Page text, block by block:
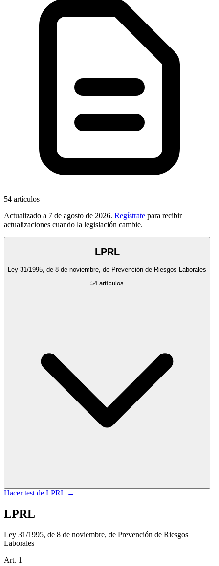
54 artículos
Actualizado a 7 de agosto de 2026. Regístrate para recibir
actualizaciones cuando la legislación cambie.
LPRL
Ley 31/1995, de 8 de noviembre, de Prevención de Riesgos Laborales
54 artículos
Hacer test de LPRL →
LPRL
Ley 31/1995, de 8 de noviembre, de Prevención de Riesgos
Laborales
Art. 1